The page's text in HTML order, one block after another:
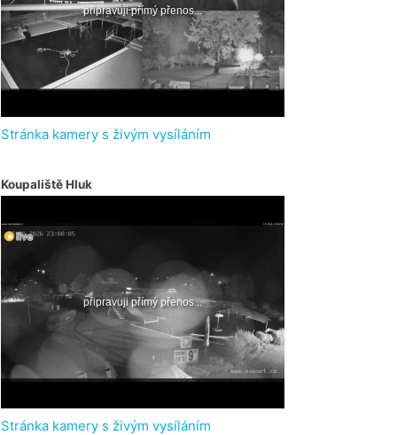
Stránka kamery s živým vysíláním
Koupaliště Hluk
Stránka kamery s živým vysíláním